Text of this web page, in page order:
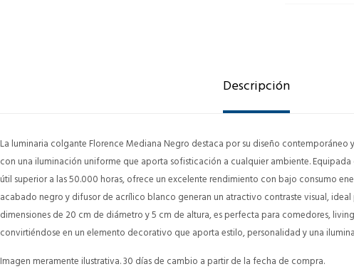
Descripción
La luminaria colgante Florence Mediana Negro destaca por su diseño
con una iluminación uniforme que aporta sofisticación a cualquier ambiente.
útil superior a las 50.000 horas, ofrece un excelente rendimiento con bajo consumo
acabado negro y difusor de acrílico blanco generan un atractivo contraste visual, ideal
dimensiones de 20 cm de diámetro y 5 cm de altura, es perfecta para comedores,
convirtiéndose en un elemento decorativo que aporta estilo, personalidad y una
Imagen meramente ilustrativa. 30 días de cambio a partir de la fecha de compra.